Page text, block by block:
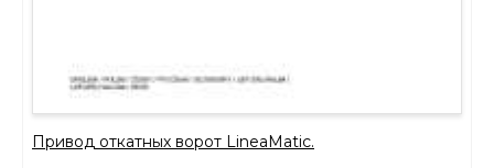
Привод откатных ворот LineaMatic.